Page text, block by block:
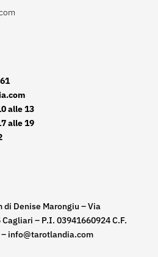
alle 13
alle 19
Denise Marongiu – Via
– P.I. 03941660924 C.F.
– info@tarotlandia.com